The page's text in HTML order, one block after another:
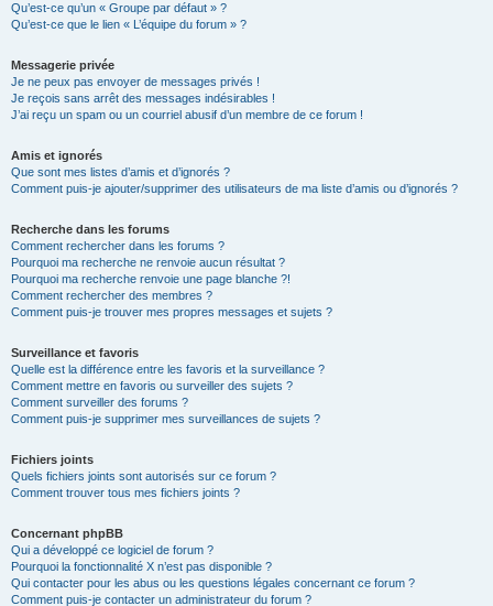
Qu’est-ce qu’un « Groupe par défaut » ?
Qu’est-ce que le lien « L’équipe du forum » ?
Messagerie privée
Je ne peux pas envoyer de messages privés !
Je reçois sans arrêt des messages indésirables !
J’ai reçu un spam ou un courriel abusif d’un membre de ce forum !
Amis et ignorés
Que sont mes listes d’amis et d’ignorés ?
Comment puis-je ajouter/supprimer des utilisateurs de ma liste d’amis ou d’ignorés ?
Recherche dans les forums
Comment rechercher dans les forums ?
Pourquoi ma recherche ne renvoie aucun résultat ?
Pourquoi ma recherche renvoie une page blanche ?!
Comment rechercher des membres ?
Comment puis-je trouver mes propres messages et sujets ?
Surveillance et favoris
Quelle est la différence entre les favoris et la surveillance ?
Comment mettre en favoris ou surveiller des sujets ?
Comment surveiller des forums ?
Comment puis-je supprimer mes surveillances de sujets ?
Fichiers joints
Quels fichiers joints sont autorisés sur ce forum ?
Comment trouver tous mes fichiers joints ?
Concernant phpBB
Qui a développé ce logiciel de forum ?
Pourquoi la fonctionnalité X n’est pas disponible ?
Qui contacter pour les abus ou les questions légales concernant ce forum ?
Comment puis-je contacter un administrateur du forum ?